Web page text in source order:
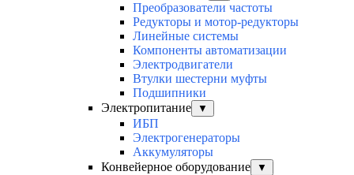
Преобразователи частоты
Редукторы и мотор-редукторы
Линейные системы
Компоненты автоматизации
Электродвигатели
Втулки шестерни муфты
Подшипники
Электропитание
▼
ИБП
Электрогенераторы
Аккумуляторы
Конвейерное оборудование
▼